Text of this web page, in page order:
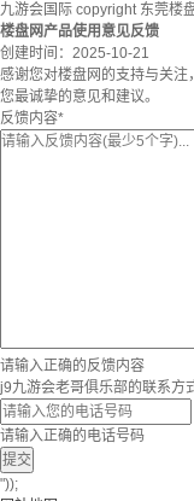
九游会国际 copyright 东莞楼
楼盘网产品使用意见反馈
创建时间： 2025-10-21
感谢您对楼盘网的支持与关
您最诚挚的意见和建议。
反馈内容*
请输入正确的反馈内容
j9九游会老哥俱乐部的联系方
请输入正确的电话号码
提交
"));